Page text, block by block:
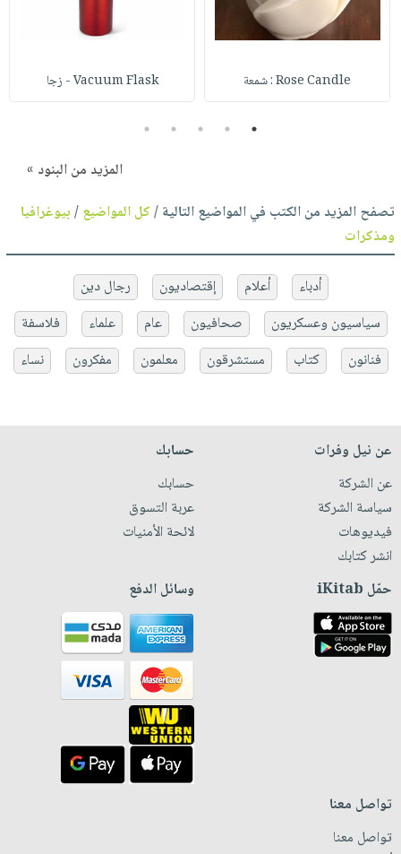
Rose Candle : شمعة Vacuum Flask - زجا
1
2
3
4
5
المزيد من البنود »
تصفح المزيد من الكتب في المواضيع التالية /كل المواضيع/بيوغرافيا
ومذكرات
أدباء أعلام إقتصاديون
رجال دين
سياسيون وعسكريون
صحافيون عام علماء
فلاسفة
فنانون
كتاب مستشرقون معلمون مفكرون نساء
عن نيل وفرات
عن الشركة
سياسة الشركة
فيديوهات
انشر كتابك
حسابك
حسابك
عربة التسوق
لائحة الأمنيات
حمّل iKitab وسائل الدفع
تواصل معنا
تواصل معنا